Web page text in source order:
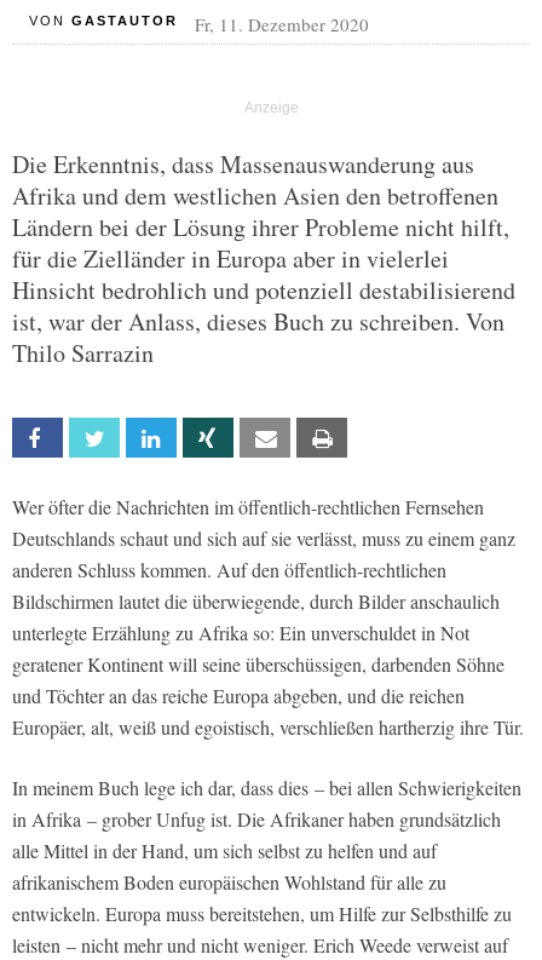
VON GASTAUTOR Fr, 11. Dezember 2020
Die Erkenntnis, dass Massenauswanderung aus
Afrika und dem westlichen Asien den betroffenen
Ländern bei der Lösung ihrer Probleme nicht hilft,
für die Zielländer in Europa aber in vielerlei
Hinsicht bedrohlich und potenziell destabilisierend
ist, war der Anlass, dieses Buch zu schreiben. Von
Thilo Sarrazin
Facebook Twitter Linkedin Xing Email
Wer öfter die Nachrichten im öffentlich-rechtlichen Fernsehen
Deutschlands schaut und sich auf sie verlässt, muss zu einem ganz
anderen Schluss kommen. Auf den öffentlich-rechtlichen
Bildschirmen lautet die überwiegende, durch Bilder anschaulich
unterlegte Erzählung zu Afrika so: Ein unverschuldet in Not
geratener Kontinent will seine überschüssigen, darbenden Söhne
und Töchter an das reiche Europa abgeben, und die reichen
Europäer, alt, weiß und egoistisch, verschließen hartherzig ihre Tür.
In meinem Buch lege ich dar, dass dies – bei allen Schwierigkeiten
in Afrika – grober Unfug ist. Die Afrikaner haben grundsätzlich
alle Mittel in der Hand, um sich selbst zu helfen und auf
afrikanischem Boden europäischen Wohlstand für alle zu
entwickeln. Europa muss bereitstehen, um Hilfe zur Selbsthilfe zu
leisten – nicht mehr und nicht weniger. Erich Weede verweist auf